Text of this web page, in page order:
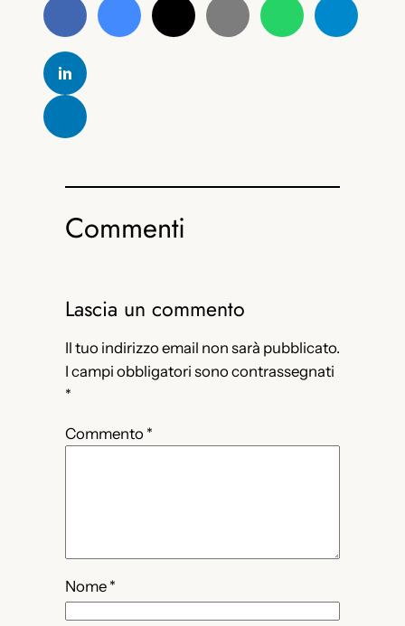
Commenti
Lascia un commento
Il tuo indirizzo email non sarà pubblicato.
I campi obbligatori sono contrassegnati
*
Commento *
Nome *